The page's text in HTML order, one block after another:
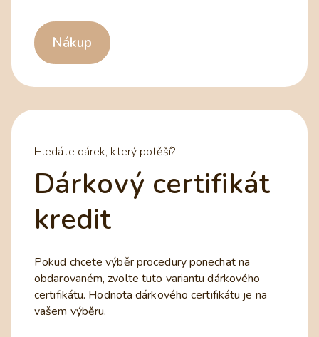
Nákup
Hledáte dárek, který potěší?
Dárkový certifikát
kredit
Pokud chcete výběr procedury ponechat na
obdarovaném, zvolte tuto variantu dárkového
certifikátu. Hodnota dárkového certifikátu je na
vašem výběru.